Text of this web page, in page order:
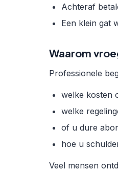
Achteraf
Een klein gat
Waarom
Professionele
welke kosten
welke
of u dure
hoe u
Veel mensen